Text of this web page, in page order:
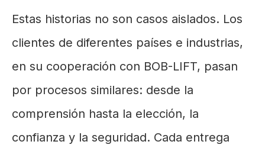
Estas historias no son casos aislados. Los
clientes de diferentes países e industrias,
en su cooperación con BOB-LIFT, pasan
por procesos similares: desde la
comprensión hasta la elección, la
confianza y la seguridad. Cada entrega